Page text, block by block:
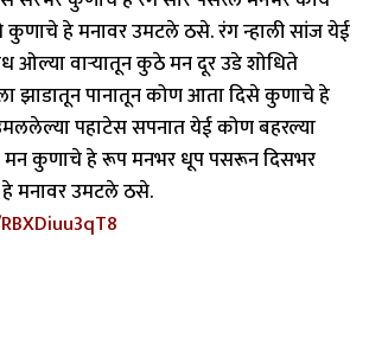
हे मनावर उमटले ठसे. रंग न्हाली सांज येई
ओल्या वाऱ्यातून कुठे मन दूर उडे शोधिते
झाडातून पानातून कोण आता दिसे कुणाचे हे
पहाटेस सपनात येई कोण बहरल्या
मन कुणाचे हे रूप मनभर धूप पसरून दिसभर
मनावर उमटले ठसे.